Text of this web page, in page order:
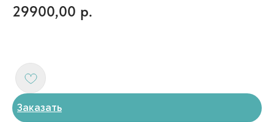
29900,00 р.
Заказать